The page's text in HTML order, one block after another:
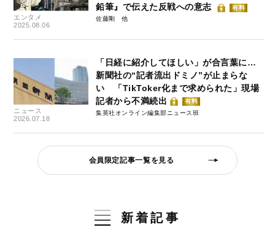
エンタメ
2025.08.06
鉛筆』で伝えた反戦への意志
有料
佐藤剛
ニュース
2026.07.18
「日経に紹介してほしい」が合言葉に…
新聞社の“記者流出ドミノ”が止まらな
い 「TikToker化まで求められた」現場
記者から不満続出
有料
集英社オンライン編集部ニュース班
会員限定記事一覧を見る
新着記事